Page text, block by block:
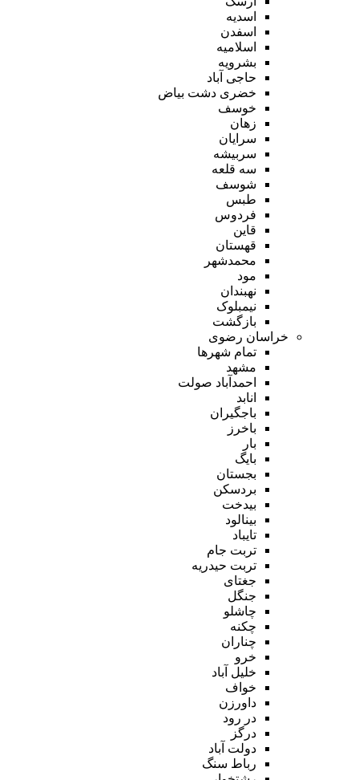
اسدیه
اسفدن
اسلامیه
بشرویه
حاجی آباد
خضری دشت بیاض
خوسف
زهان
سرایان
سربیشه
سه قلعه
شوسف
طبس
فردوس
قاین
قهستان
محمدشهر
مود
نهبندان
نیمبلوک
بازگشت
خراسان رضوی
تمام شهر‌ها
مشهد
احمدآباد صولت
انابد
باجگیران
باخرز
بار
بایگ
بجستان
بردسکن
بیدخت
بینالود
تایباد
تربت جام
تربت حیدریه
جغتای
جنگل
چاشلو
چکنه
چناران
خرو
خلیل آباد
خواف
داورزن
در رود
درگز
دولت آباد
رباط سنگ